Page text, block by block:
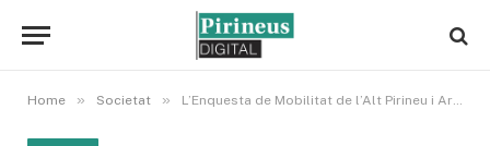
Home » Societat » L’Enquesta de Mobilitat de l’Alt Pirineu i Aran xifra en prop de 3.700 els desplaçaments entre l’Alt Urgell i Andorra els dies feiners